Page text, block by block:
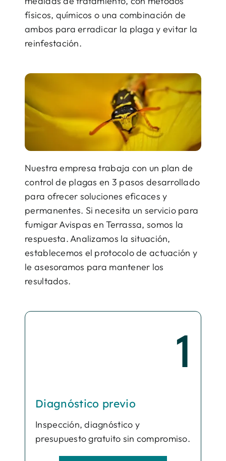
físicos, químicos o una combinación de
ambos para erradicar la plaga y evitar la
reinfestación.
Nuestra empresa trabaja con un plan de
control de plagas en 3 pasos desarrollado
para ofrecer soluciones eficaces y
permanentes. Si necesita un servicio para
fumigar Avispas en Terrassa, somos la
respuesta. Analizamos la situación,
establecemos el protocolo de actuación y
le asesoramos para mantener los
resultados.
1
Diagnóstico previo
Inspección, diagnóstico y
presupuesto gratuito sin compromiso.